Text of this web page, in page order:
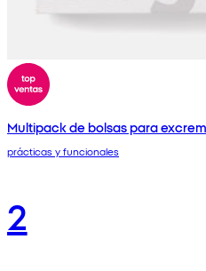
Multipack de bolsas para
prácticas y funcionales
2